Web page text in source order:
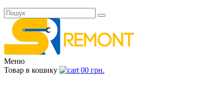
Меню
Товар в кошику
00 грн.